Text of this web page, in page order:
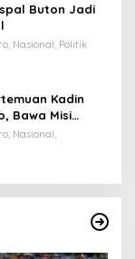
Buton Jadi
Nasional, Politik
Kadin
Bawa Misi
Nasional,